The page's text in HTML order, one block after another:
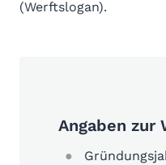
(Werftslogan).
Angaben zur